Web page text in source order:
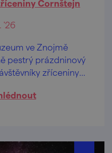
Cornštejn
'26
ve Znojmě
pestrý prázdninový
zříceniny